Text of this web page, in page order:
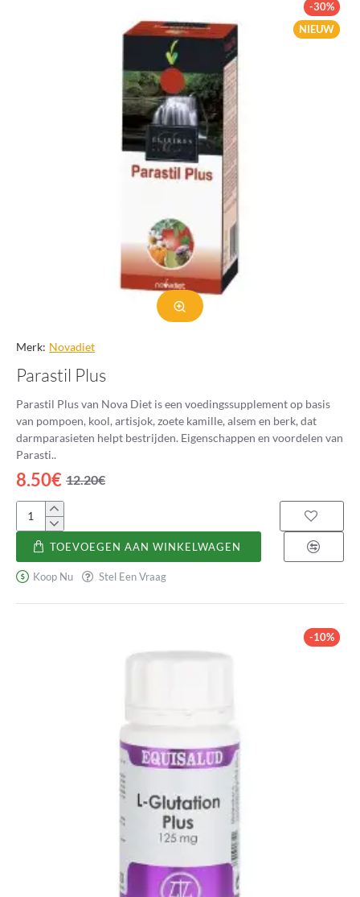
NIEUW
-30%
Merk: Novadiet
Parastil Plus
Parastil Plus van Nova Diet is een voedingssupplement op basis
van pompoen, kool, artisjok, zoete kamille, alsem en berk, dat
darmparasieten helpt bestrijden. Eigenschappen en voordelen van
Parasti..
8.50€ 12.20€
Parastil
TOEVOEGEN AAN WINKELWAGEN
Koop Nu Stel Een Vraag
-10%